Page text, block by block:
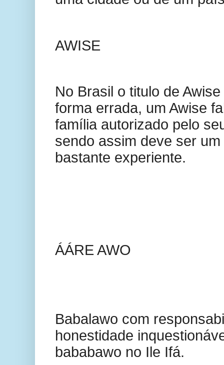
AWISE
No Brasil o titulo de
forma errada, um Awise
família autorizado pelo
sendo assim deve ser
bastante experiente.
ÁÁRE AWO
Babalawo com
honestidade
bababawo no Ile Ifá.